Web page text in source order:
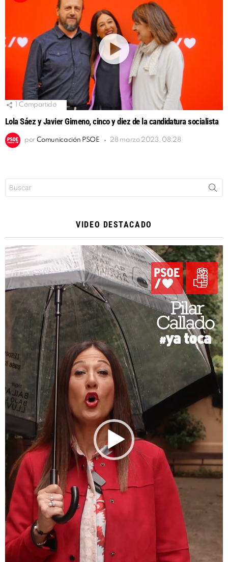
Compartido
Lola Sáez y Javier Gimeno, cinco y diez de la candidatura socialista
por Comunicación PSOE 28 marzo 2023, 08:28
VIDEO DESTACADO
Reproductor
de
vídeo